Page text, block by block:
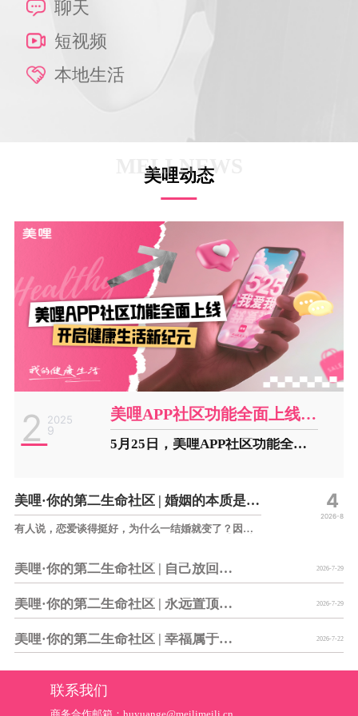
聊天
短视频
本地生活
MELI NEWS
美哩动态
2 2025
9
美哩APP社区功能全面上线，开启健康生活新纪元
5月25日，美哩APP社区功能全面上线，正式成为集内容分享、社交互动与商业服务于一体的全维健康生态平台。此次战略升级不仅代表着产品功能的全面革新，更标志着美哩APP已系统化构建内容-社交-商业的飞轮效应，将实现从工具型应用到健康生态体系的质...
美哩·你的第二生命社区 | 婚姻的本质是从情绪交换到价值共修
有人说，恋爱谈得挺好，为什么一结婚就变了？因为
值是比感觉更高维度的东西。恋爱时风花雪月就够
了，可结了婚...
4
2026-8
美哩·你的第二生命社区 | 自己放回第一顺位，你才是人生里永不退场的主角 2026-7-29
美哩·你的第二生命社区 | 永远置顶自己的位置 2026-7-29
美哩·你的第二生命社区 | 幸福属于知足的人 2026-7-22
联系我们